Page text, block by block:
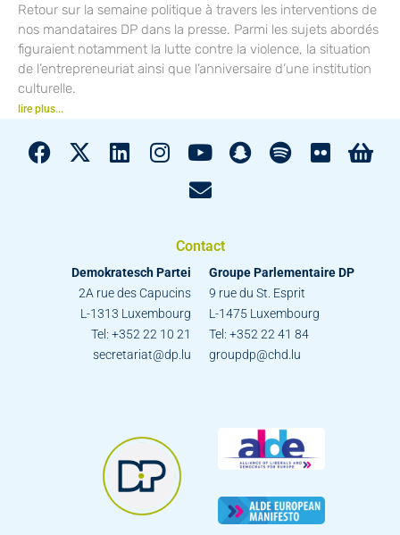
Retour sur la semaine politique à travers les interventions de
nos mandataires DP dans la presse. Parmi les sujets abordés
figuraient notamment la lutte contre la violence, la situation
de l’entrepreneuriat ainsi que l’anniversaire d’une institution
culturelle.
lire plus...
Contact
Demokratesch Partei
2A rue des Capucins
L-1313 Luxembourg
Tel: +352 22 10 21
secretariat@dp.lu
Groupe Parlementaire DP
9 rue du St. Esprit
L-1475 Luxembourg
Tel: +352 22 41 84
groupdp@chd.lu